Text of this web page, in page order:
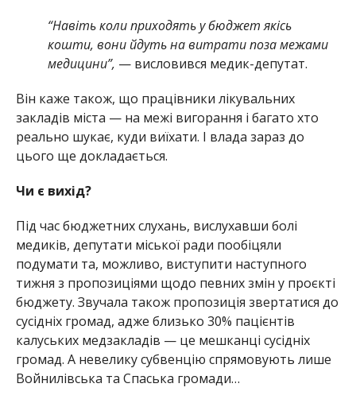
“Навіть коли приходять у бюджет якісь
кошти, вони йдуть на витрати поза межами
медицини”, — висловився медик-депутат.
Він каже також, що працівники лікувальних
закладів міста — на межі вигорання і багато хто
реально шукає, куди виїхати. І влада зараз до
цього ще докладається.
Чи є вихід?
Під час бюджетних слухань, вислухавши болі
медиків, депутати міської ради пообіцяли
подумати та, можливо, виступити наступного
тижня з пропозиціями щодо певних змін у проєкті
бюджету. Звучала також пропозиція звертатися до
сусідніх громад, адже близько 30% пацієнтів
калуських медзакладів — це мешканці сусідніх
громад. А невелику субвенцію спрямовують лише
Войнилівська та Спаська громади…